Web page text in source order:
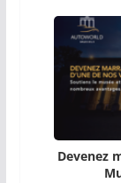
Devenez